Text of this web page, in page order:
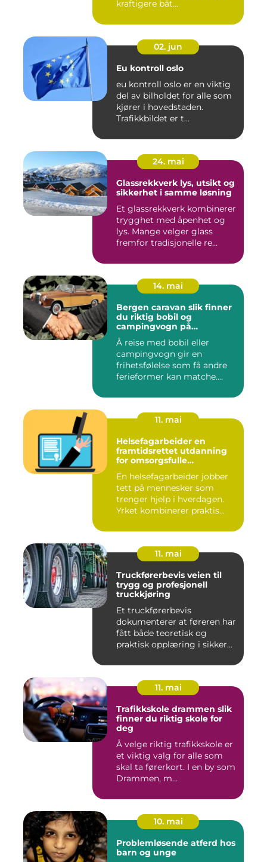
kraftigere båt...
02. jun
Eu kontroll oslo
eu kontroll oslo er en viktig
del av bilholdet for alle som
kjører i hovedstaden.
Trafikkbildet er t...
24. mai
Glassrekkverk lys, utsikt og
sikkerhet i samme løsning
Et glassrekkverk kombinerer
trygghet med åpenhet og
lys. Mange velger glass
fremfor tradisjonelle re...
14. mai
Bergen caravan slik finner
du riktig bobil og
campingvogn på
vestlandet
Å reise med bobil eller
campingvogn gir en
frihetsfølelse som få andre
ferieformer kan matche.
11. mai
Helsefagarbeider en
framtidsrettet utdanning
for omsorgsfulle
En helsefagarbeider jobber
tett på mennesker som
trenger hjelp i hverdagen.
Yrket kombinerer praktis...
11. mai
Truckførerbevis veien til
trygg og profesjonell
truckkjøring
Et truckførerbevis
dokumenterer at føreren har
fått både teoretisk og
praktisk opplæring i sikker
11. mai
Trafikkskole drammen slik
finner du riktig skole for
deg
Å velge riktig trafikkskole er
et viktig valg for alle som
skal ta førerkort. I en by som
Drammen, m...
10. mai
Problemløsende atferd hos
barn og unge